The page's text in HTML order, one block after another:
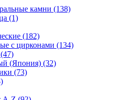
камни (138)
(1)
(182)
с цирконами (134)
(Япония) (32)
(73)